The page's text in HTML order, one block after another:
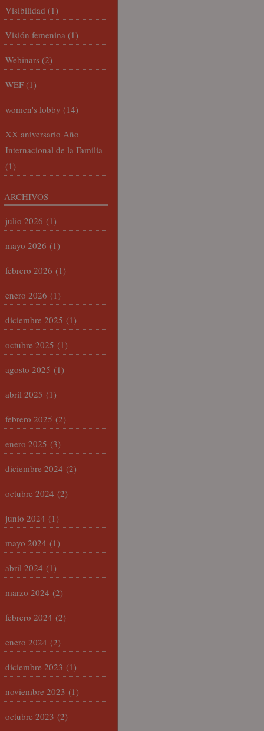
Visibilidad (1)
Visión femenina (1)
Webinars (2)
WEF (1)
women's lobby (14)
XX aniversario Año
Internacional de la Familia
(1)
ARCHIVOS
julio 2026 (1)
mayo 2026 (1)
febrero 2026 (1)
enero 2026 (1)
diciembre 2025 (1)
octubre 2025 (1)
agosto 2025 (1)
abril 2025 (1)
febrero 2025 (2)
enero 2025 (3)
diciembre 2024 (2)
octubre 2024 (2)
junio 2024 (1)
mayo 2024 (1)
abril 2024 (1)
marzo 2024 (2)
febrero 2024 (2)
enero 2024 (2)
diciembre 2023 (1)
noviembre 2023 (1)
octubre 2023 (2)